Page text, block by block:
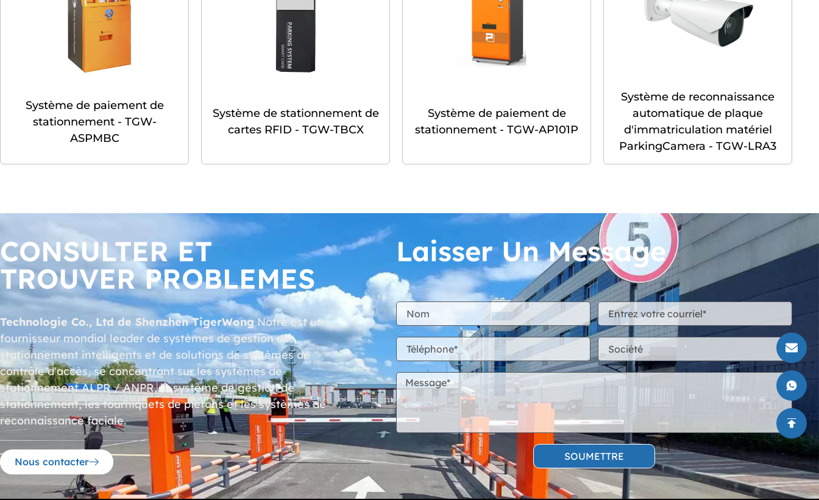
Système de paiement de
stationnement - TGW-
ASPMBC
Système de stationnement de
cartes RFID - TGW-TBCX
Système de paiement de
stationnement - TGW-AP101P
Système de reconnaissance
automatique de plaque
d'immatriculation matériel
ParkingCamera - TGW-LRA3
CONSULTER ET
TROUVER PROBLEMES
Technologie Co., Ltd de Shenzhen TigerWongNotre est un
fournisseur mondial leader de systèmes de gestion de
stationnement intelligents et de solutions de systèmes de
contrôle d'accès, se concentrant sur les systèmes de
stationnement ALPR / ANPR, le système de gestion de
stationnement, les tourniquets de piétons et les systèmes de
reconnaissance faciale.
Nous contacter
Laisser Un Message
SOUMETTRE